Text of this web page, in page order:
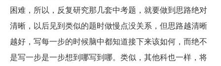
困难，所以，反复研究那几套中考题，就要做到思路绝对
清晰，以后见到类似的题时做慢点没关系，但思路越清晰
越好，写每一步的时候脑中都知道接下来该如何，而绝不
是写一步是一步想到哪写到哪。类似，其他科也一样，将